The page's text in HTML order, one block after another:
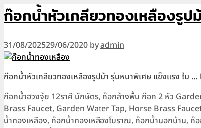
ก๊อกน้ำหัวเกลียวทองเหลืองรู
31/08/202529/06/2020 byadmin
ก๊อกน้ำหัวเกลียวทองเหลืองรูปม้า รุ่นหนาพิเศษ แข็งแรง ไม …
Categories
ก๊อกน้ำฮวงจุ้ย 12ราศี นักษัตร, ก๊อกล้างพื้น ก๊อก 2 หัว
Brass Faucet, Garden Water Tap, Horse Brass
น้ำทองเหลือง, ก๊อกน้ำทองเหลืองโบราณ, ก๊อกน้ำนอกบ้าน, ก๊